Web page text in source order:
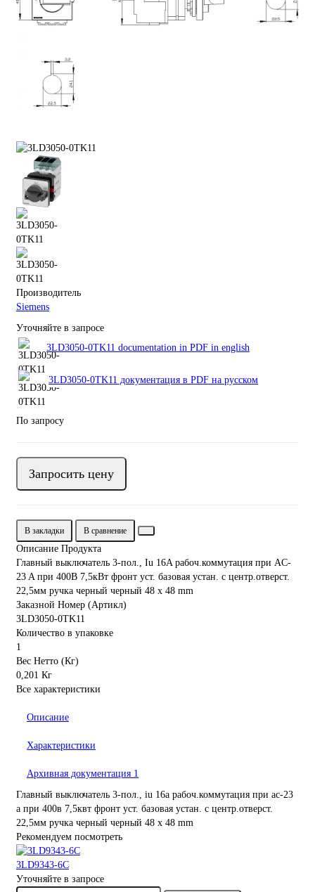
Производитель
Siemens
Уточняйте в запросе
3LD3050-0TK11 documentation in PDF in english
3LD3050-0TK11 документация в PDF на русском
По запросу
Запросить цену
В закладки В сравнение
Описание Продукта
Главный выключатель 3-пол., Iu 16A рабоч.коммутация при AC-
23 A при 400В 7,5кВт фронт уст. базовая устан. с центр.отверст.
22,5мм ручка черный черный 48 x 48 mm
Заказной Номер (Артикл)
3LD3050-0TK11
Количество в упаковке
1
Вес Нетто (Кг)
0,201 Кг
Все характеристики
Описание
Характеристики
Архивная документация 1
Главный выключатель 3-пол., iu 16a рабоч.коммутация при ac-23
a при 400в 7,5квт фронт уст. базовая устан. с центр.отверст.
22,5мм ручка черный черный 48 x 48 mm
Рекомендуем посмотреть
3LD9343-6C
Уточняйте в запросе